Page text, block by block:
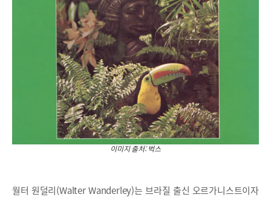
이미지 출처: 벅스
월터 원덜리(Walter Wanderley)는 브라질 출신 오르가니스트이자